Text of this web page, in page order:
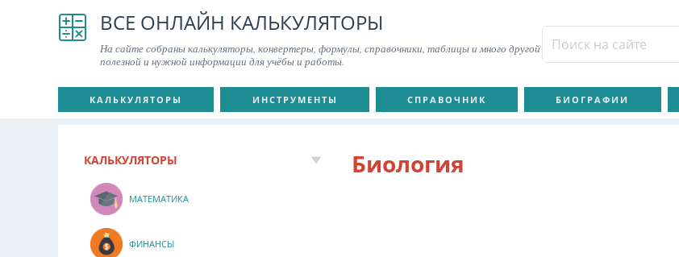
ВСЕ ОНЛАЙН КАЛЬКУЛЯТОРЫ
На сайте собраны калькуляторы, конвертеры, формулы, справочники, таблицы и много другой
полезной и нужной информации для учёбы и работы.
КАЛЬКУЛЯТОРЫ ИНСТРУМЕНТЫ СПРАВОЧНИК БИОГРАФИИ
Биология
КАЛЬКУЛЯТОРЫ
МАТЕМАТИКА
ФИНАНСЫ